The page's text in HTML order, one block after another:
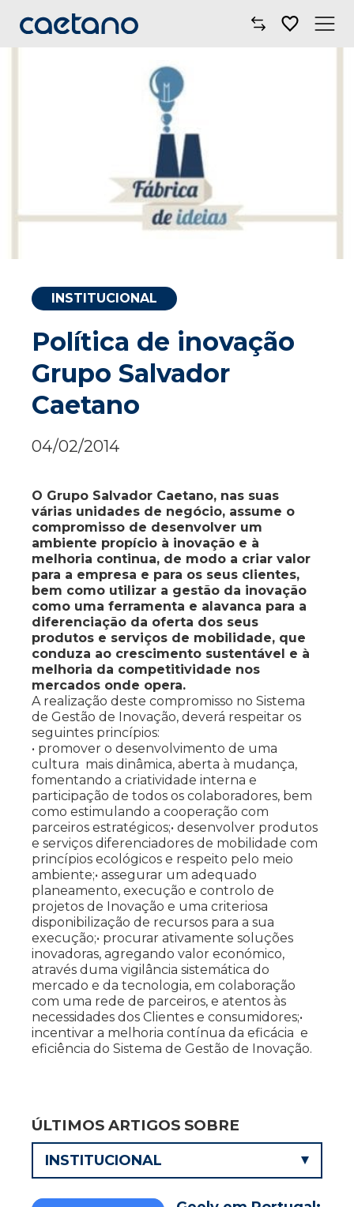
Comprar Carro
Oficinas
Campanhas
Electric Move
Mobilidade
Onde Estamos
INSTITUCIONAL
Política de inovação
Grupo Salvador
Caetano
04/02/2014
O Grupo Salvador Caetano, nas suas
várias unidades de negócio, assume o
compromisso de desenvolver um
ambiente propício à inovação e à
melhoria continua, de modo a criar valor
para a empresa e para os seus clientes,
bem como utilizar a gestão da inovação
como uma ferramenta e alavanca para a
diferenciação da oferta dos seus
produtos e serviços de mobilidade, que
conduza ao crescimento sustentável e à
melhoria da competitividade nos
mercados onde opera.
A realização deste compromisso no Sistema
de Gestão de Inovação, deverá respeitar os
seguintes princípios:
• promover o desenvolvimento de uma
cultura mais dinâmica, aberta à mudança,
fomentando a criatividade interna e
participação de todos os colaboradores, bem
como estimulando a cooperação com
parceiros estratégicos;• desenvolver produtos
e serviços diferenciadores de mobilidade com
princípios ecológicos e respeito pelo meio
ambiente;• assegurar um adequado
planeamento, execução e controlo de
projetos de Inovação e uma criteriosa
disponibilização de recursos para a sua
execução;• procurar ativamente soluções
inovadoras, agregando valor económico,
através duma vigilância sistemática do
mercado e da tecnologia, em colaboração
com uma rede de parceiros, e atentos às
necessidades dos Clientes e consumidores;•
incentivar a melhoria contínua da eficácia e
eficiência do Sistema de Gestão de Inovação.
ÚLTIMOS ARTIGOS SOBRE
INSTITUCIONAL